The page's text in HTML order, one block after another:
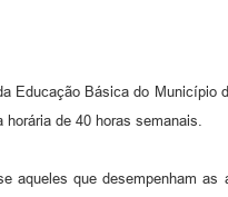
Básica do
de 40 horas semanais.
aqueles que desempenham